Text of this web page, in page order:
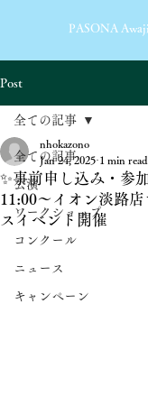
​PASONA
Post
全ての記事
公演
ワークショップ
コンクール
ニュース
キャンペーン
全ての記事
✨事前申し込み・参
11:00〜イオン淡路
スイベント開催
nhokazono
Jan 24, 2025 1 min read